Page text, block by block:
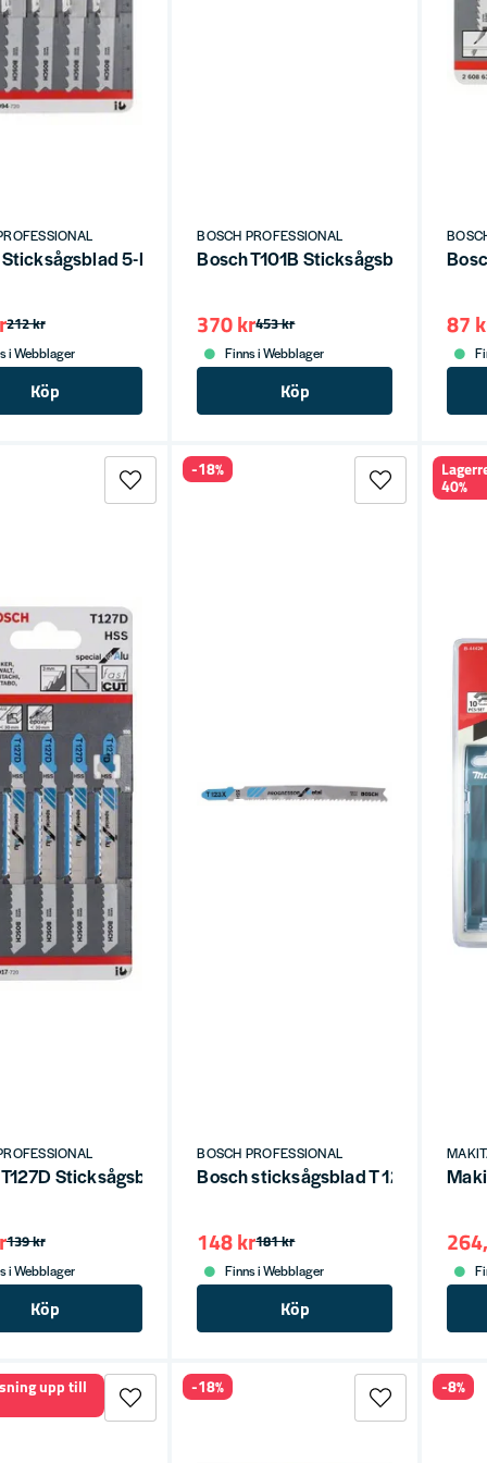
5-P Byggvirke med spik T345XF
212 kr
i Webblager
Köp
BOSCH PROFESSIONAL
Bosch T101B Sticksågsblad 25-P
453 kr
370 kr
Finns i Webblager
Köp
87
Sticksågsblad Tunnplåt till grovplåt (5-P)
139 kr
i Webblager
Köp
BOSCH PROFESSIONAL
Bosch sticksågsblad T 123 XF
181 kr
148 kr
Finns i Webblager
Köp
-18%
40%
upp till -18% -8%